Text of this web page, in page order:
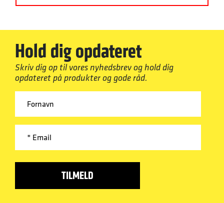
Hold dig opdateret
Skriv dig op til vores nyhedsbrev og hold dig
opdateret på produkter og gode råd.